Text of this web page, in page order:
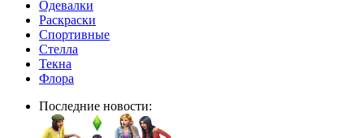
Одевалки
Раскраски
Спортивные
Стелла
Текна
Флора
Последние новости: